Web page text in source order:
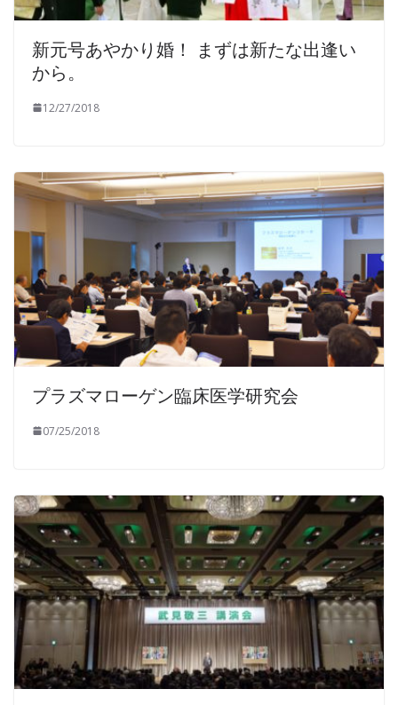
新元号あやかり婚！ まずは新たな出逢い
から。
12/27/2018
プラズマローゲン臨床医学研究会
07/25/2018